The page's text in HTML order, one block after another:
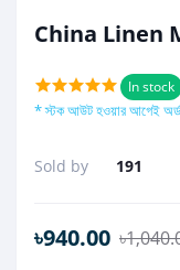
China Linen
In stock
* স্টক আউট হওয়ার আগেই
Sold by 191
৳940.00